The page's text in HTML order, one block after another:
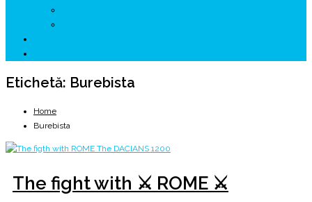
Etichetă: Burebista
Home
Burebista
The fight with ⚔️ ROME ⚔️